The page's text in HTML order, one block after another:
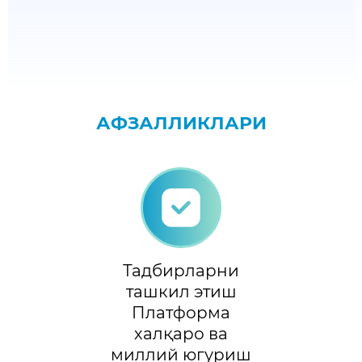
АФЗАЛЛИКЛАРИ
Тадбирларни
ташкил этиш
Платформа
халқаро ва
миллий югуриш